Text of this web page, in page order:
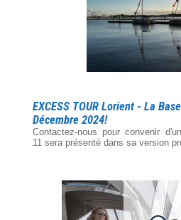
EXCESS TOUR Lorient - La
Décembre 2024!
Contactez-nous pour convenir
11 sera présenté dans sa version